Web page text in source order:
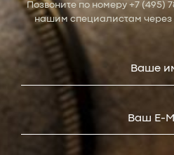
Позвоните по номеру +7 (495)
нашим специалистам через